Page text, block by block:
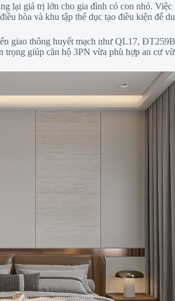
lại giá trị lớn cho gia đình có con nhỏ.
hòa và khu tập thể dục tạo điều kiện để
giao thông huyết mạch như QL17,
giúp căn hộ 3PN vừa phù hợp an cư